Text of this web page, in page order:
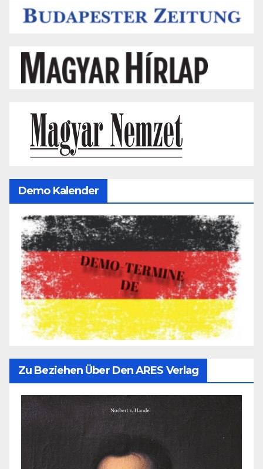
Demo Kalender
Zu Beziehen Über Den ARES Verlag